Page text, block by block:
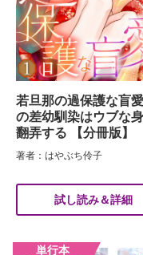
若旦那の過保護な盲
の差幼馴染はウブな
翻弄する 【分冊版】
著者：はやぶち伶子
試し読み＆詳細